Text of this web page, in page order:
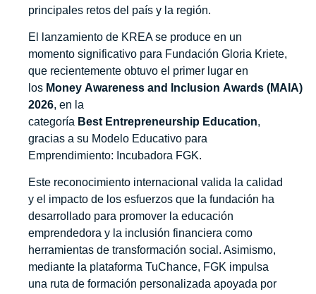
principales retos del país y la región.
El lanzamiento de KREA se produce en un
momento significativo para Fundación Gloria Kriete,
que recientemente obtuvo el primer lugar en
los Money Awareness and Inclusion Awards (MAIA)
2026, en la
categoría Best Entrepreneurship Education,
gracias a su Modelo Educativo para
Emprendimiento: Incubadora FGK.
Este reconocimiento internacional valida la calidad
y el impacto de los esfuerzos que la fundación ha
desarrollado para promover la educación
emprendedora y la inclusión financiera como
herramientas de transformación social. Asimismo,
mediante la plataforma TuChance, FGK impulsa
una ruta de formación personalizada apoyada por